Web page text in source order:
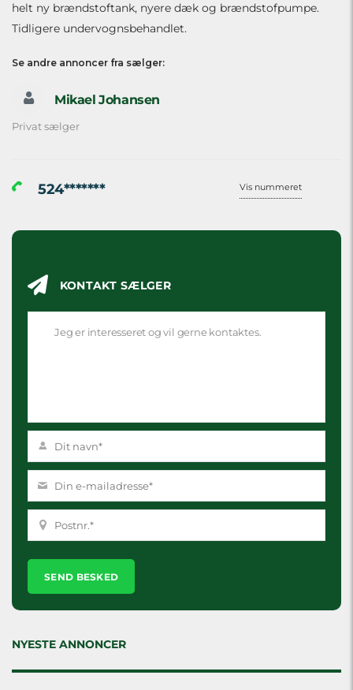
helt ny brændstoftank, nyere dæk og brændstofpumpe.
Tidligere undervognsbehandlet.
Se andre annoncer fra sælger:
Mikael Johansen
Privat sælger
524******* Vis nummeret
KONTAKT SÆLGER
Please
leave
empty.
NYESTE ANNONCER